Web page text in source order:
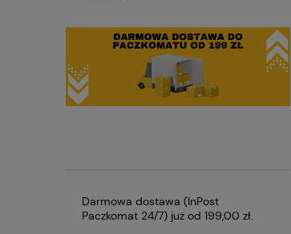
Darmowa dostawa (InPost
Paczkomat 24/7) już od 199,00 zł.